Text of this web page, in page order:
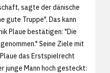
sagte der dänische
gute Truppe". Das kann
Plaue bestätigen: "Die
Seine Ziele mit
das Erstspielrecht
junge Mann hoch gesteckt: